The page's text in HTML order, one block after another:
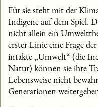
Für sie steht mit der
Indigene auf dem Spiel.
nicht allein ein
erster Linie eine Frage
intakte „Umwelt“ (die
Natur) können sie ihre
Lebensweise nicht
Generationen